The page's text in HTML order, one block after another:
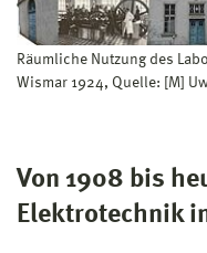
Räumliche Nutzung des
Wismar 1924, Quelle: [M]
Von 1908 bis
Elektrotechnik